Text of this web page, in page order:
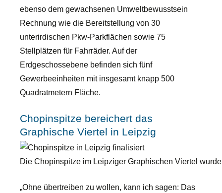
ebenso dem gewachsenen Umweltbewusstsein
Rechnung wie die Bereitstellung von 30
unterirdischen Pkw-Parkflächen sowie 75
Stellplätzen für Fahrräder. Auf der
Erdgeschossebene befinden sich fünf
Gewerbeeinheiten mit insgesamt knapp 500
Quadratmetern Fläche.
Chopinspitze bereichert das
Graphische Viertel in Leipzig
Die Chopinspitze im Leipziger Graphischen Viertel
„Ohne übertreiben zu wollen, kann ich sagen: Das